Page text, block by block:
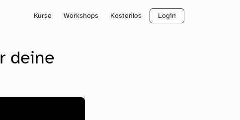
Kurse Workshops Kostenlos Login
deine